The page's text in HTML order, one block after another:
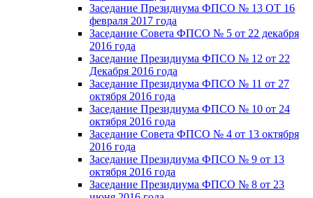
Заседание Президиума ФПСО № 13 ОТ 16
февраля 2017 года
Заседание Совета ФПСО № 5 от 22 декабря
2016 года
Заседание Президиума ФПСО № 12 от 22
Декабря 2016 года
Заседание Президиума ФПСО № 11 от 27
октября 2016 года
Заседание Президиума ФПСО № 10 от 24
октября 2016 года
Заседание Совета ФПСО № 4 от 13 октября
2016 года
Заседание Президиума ФПСО № 9 от 13
октября 2016 года
Заседание Президиума ФПСО № 8 от 23